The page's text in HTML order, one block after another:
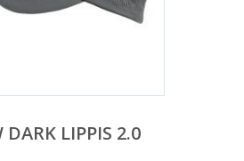
LIPPIS 2.0